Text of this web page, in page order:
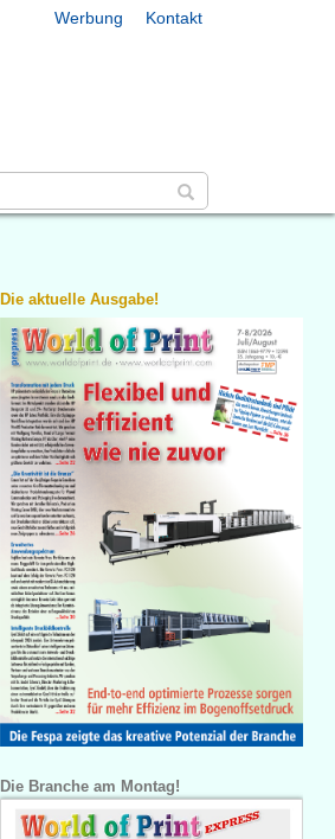
Werbung Kontakt
Die aktuelle Ausgabe!
Die Branche am Montag!